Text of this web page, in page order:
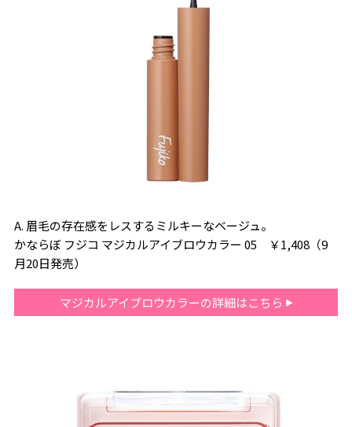
A. 眉毛の存在感をレスするミルキーなベージュ。
かならぼ フジコ マジカルアイブロウカラー 05 ￥1,408（9
月20日発売）
マジカルアイブロウカラーの詳細はこちら